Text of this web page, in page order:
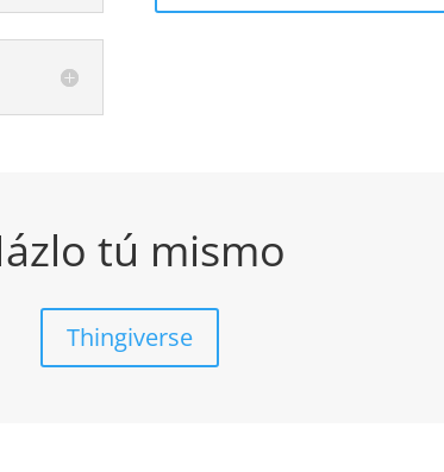
tú mismo
Thingiverse